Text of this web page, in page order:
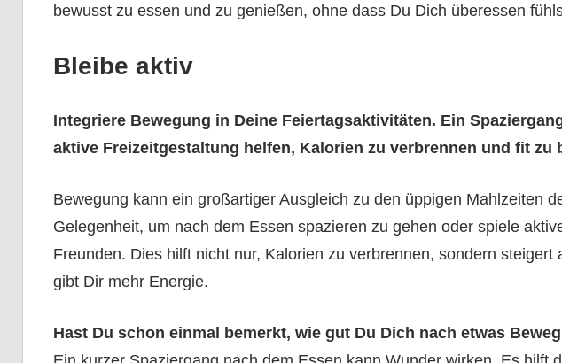
bewusst zu essen und zu genießen, ohne dass Du Dich überessen
Bleibe aktiv
Integriere Bewegung in Deine Feiertagsaktivitäten. Ein
aktive Freizeitgestaltung helfen, Kalorien zu verbrennen und fit zu
Bewegung kann ein großartiger Ausgleich zu den üppigen Mahlzeiten
Gelegenheit, um nach dem Essen spazieren zu gehen oder spiele
Freunden. Dies hilft nicht nur, Kalorien zu verbrennen, sondern steigert
gibt Dir mehr Energie.
Hast Du schon einmal bemerkt, wie gut Du Dich nach etwas